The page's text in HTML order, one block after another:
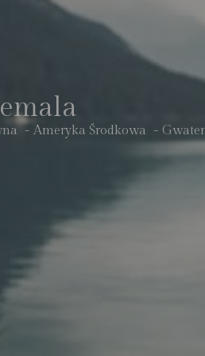
Ameryka Środkowa